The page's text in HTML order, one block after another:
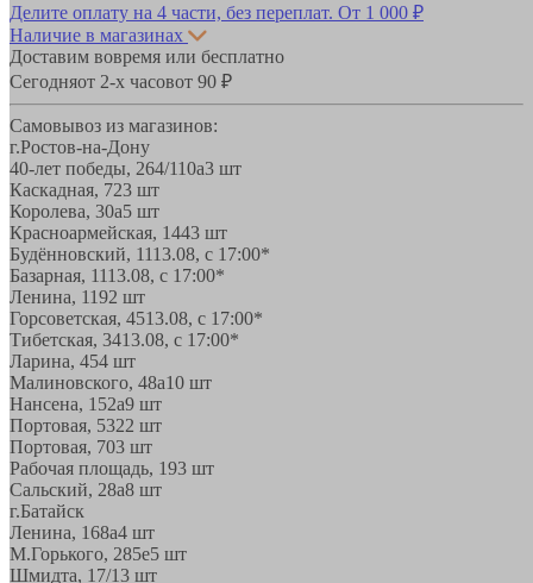
Делите оплату на 4 части, без переплат. От 1 000 ₽
Наличие в магазинах
Доставим вовремя или бесплатно
Сегодняот 2-х часовот 90 ₽
Самовывоз из магазинов:
г.Ростов-на-Дону
40-лет победы, 264/110а3 шт
Каскадная, 723 шт
Королева, 30а5 шт
Красноармейская, 1443 шт
Будённовский, 1113.08, с 17:00*
Базарная, 1113.08, с 17:00*
Ленина, 1192 шт
Горсоветская, 4513.08, с 17:00*
Тибетская, 3413.08, с 17:00*
Ларина, 454 шт
Малиновского, 48а10 шт
Нансена, 152а9 шт
Портовая, 5322 шт
Портовая, 703 шт
Рабочая площадь, 193 шт
Сальский, 28a8 шт
г.Батайск
Ленина, 168а4 шт
М.Горького, 285е5 шт
Шмидта, 17/13 шт